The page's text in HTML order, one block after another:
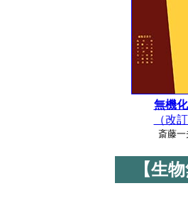
無機
（改
斎藤一
【生